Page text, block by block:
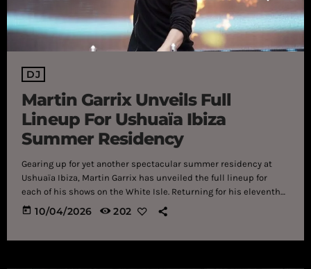
DJ
Martin Garrix Unveils Full
Lineup For Ushuaïa Ibiza
Summer Residency
Gearing up for yet another spectacular summer residency at
Ushuaïa Ibiza, Martin Garrix has unveiled the full lineup for
each of his shows on the White Isle. Returning for his eleventh
season on the White Isle, Dutch sensation Martin Garrix has
unveiled the full lineup of artists joining him this summer for
today 10/04/2026 202